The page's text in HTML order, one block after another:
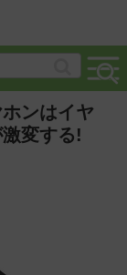
ンはイヤ
変する!